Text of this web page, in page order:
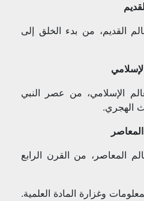
القديم، من بدء الخلق إلى
الإسلامي، من عصر النبي
الهجري.
المعاصر، من القرن الرابع
وغزارة المادة العلمية.